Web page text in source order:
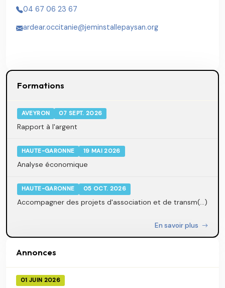
04 67 06 23 67
ardear.occitanie@jeminstallepaysan.org
Formations
AVEYRON 07 SEPT. 2026
Rapport à l'argent
HAUTE-GARONNE 19 MAI 2026
Analyse économique
HAUTE-GARONNE 05 OCT. 2026
Accompagner des projets d'association et de transm(...)
En savoir plus
Annonces
01 JUIN 2026